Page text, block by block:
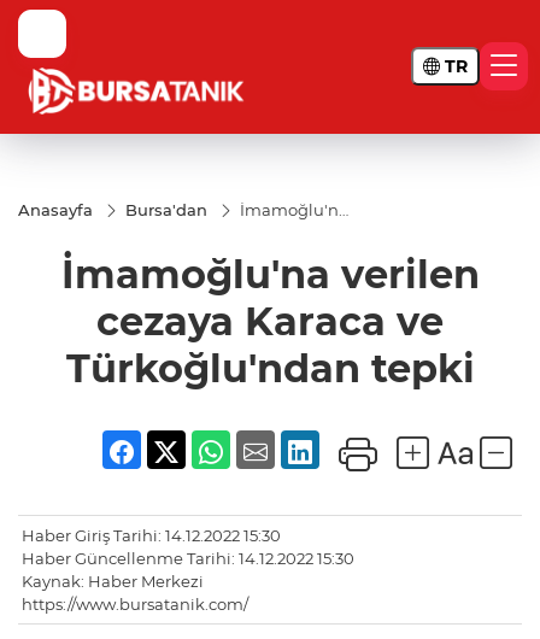
TR
Anasayfa Bursa'dan
İmamoğlu'na
Türkoğlu'ndan
tepki
İmamoğlu'na verilen
cezaya Karaca ve
Türkoğlu'ndan tepki
Haber Giriş Tarihi: 14.12.2022 15:30
Haber Güncellenme Tarihi: 14.12.2022 15:30
Kaynak: Haber Merkezi
https://www.bursatanik.com/